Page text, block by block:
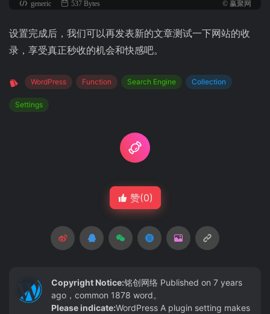
generic 537 Bytes © 赢聚网
设置完成后，我们可以再发表新的文章测试一下网站的收
录，享受真正秒收的机会和快感吧。
WordPress Function Search Engine Collection
Settings
赞(0)
Copyright Notice:铭创网络 Published on 7 years
ago，common 1878 word。
Please indicate:WordPress A plugin setting makes